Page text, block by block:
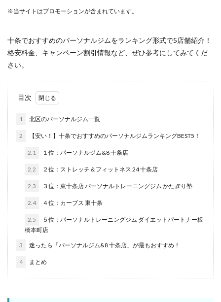
※当サイトはプロモーションが含まれています。
十条でおすすめのパーソナルジムをランキング形式で5店舗紹介！
格安料金、キャンペーン割引情報など、ぜひ参考にしてみてくだ
さい。
目次
1 北区のパーソナルジム一覧
2 【安い！】十条でおすすめのパーソナルジムランキングBEST5！
2.1 １位：パーソナルジム&8 十条店
2.2 ２位：ストレッチ＆フィットネス 24 十条店
2.3 ３位：東十条店 パーソナルトレーニングジム かたぎり塾
2.4 ４位：カーブス 東十条
2.5
５位：パーソナルトレーニングジム ダイエットパートナー板
橋本町店
3 迷ったら「パーソナルジム&8 十条店」が最もおすすめ！
4 まとめ